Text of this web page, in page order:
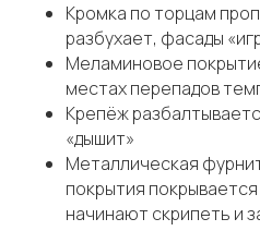
Кромка по торцам
разбухает, фасады
Меламиновое
местах перепадов
Крепёж
«дышит»
Металлическая
покрытия
начинают скрипеть и